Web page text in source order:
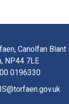
Canolfan
NP44 7LE
0196330